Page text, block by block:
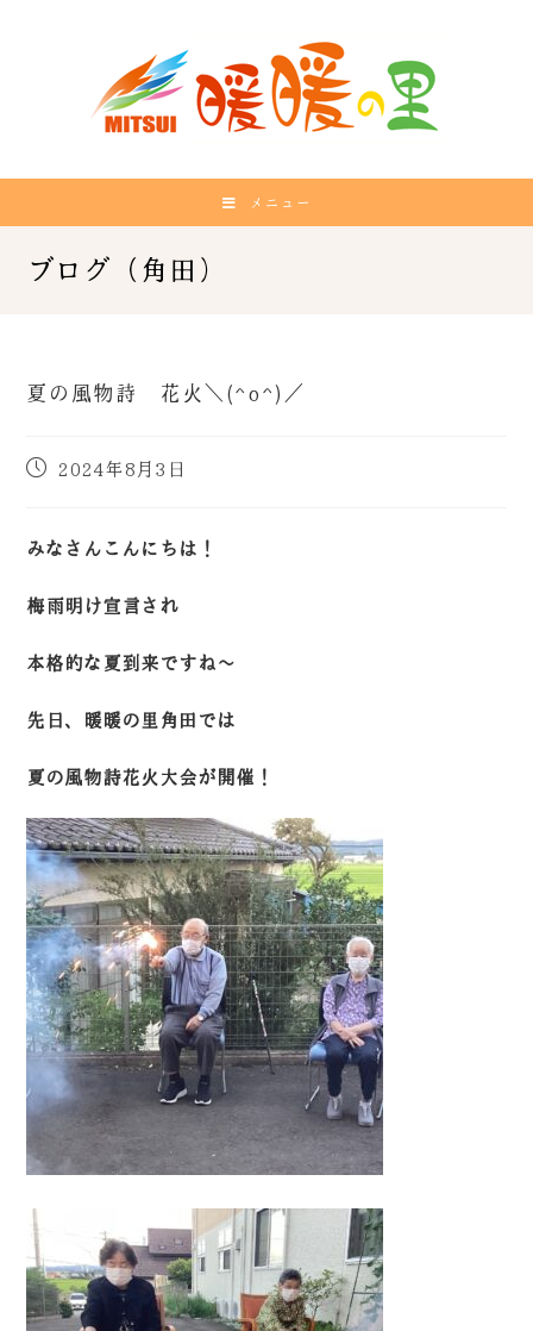
メニュー
夏の風物詩 花火＼(^o^)／
2024年8月3日
みなさんこんにちは！
梅雨明け宣言され
本格的な夏到来ですね～
先日、暖暖の里角田では
夏の風物詩花火大会が開催！